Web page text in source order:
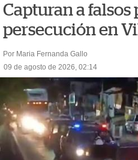
Capturan a falsos
persecución en
Por Maria Fernanda Gallo
09 de agosto de 2026, 02:14